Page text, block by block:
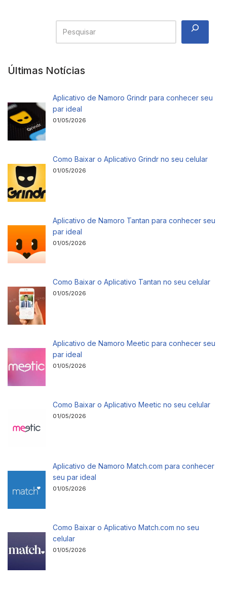
Últimas Notícias
Aplicativo de Namoro Grindr para conhecer seu
par ideal
01/05/2026
Como Baixar o Aplicativo Grindr no seu celular
01/05/2026
Aplicativo de Namoro Tantan para conhecer seu
par ideal
01/05/2026
Como Baixar o Aplicativo Tantan no seu celular
01/05/2026
Aplicativo de Namoro Meetic para conhecer seu
par ideal
01/05/2026
Como Baixar o Aplicativo Meetic no seu celular
01/05/2026
Aplicativo de Namoro Match.com para conhecer
seu par ideal
01/05/2026
Como Baixar o Aplicativo Match.com no seu
celular
01/05/2026